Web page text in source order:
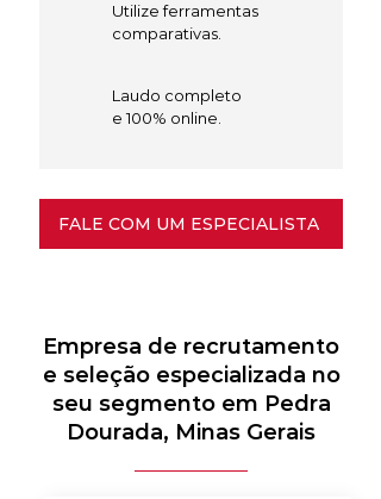
Utilize ferramentas
comparativas.
Laudo completo
e 100% online.
FALE COM UM ESPECIALISTA
Empresa de recrutamento
e seleção especializada no
seu segmento em Pedra
Dourada, Minas Gerais